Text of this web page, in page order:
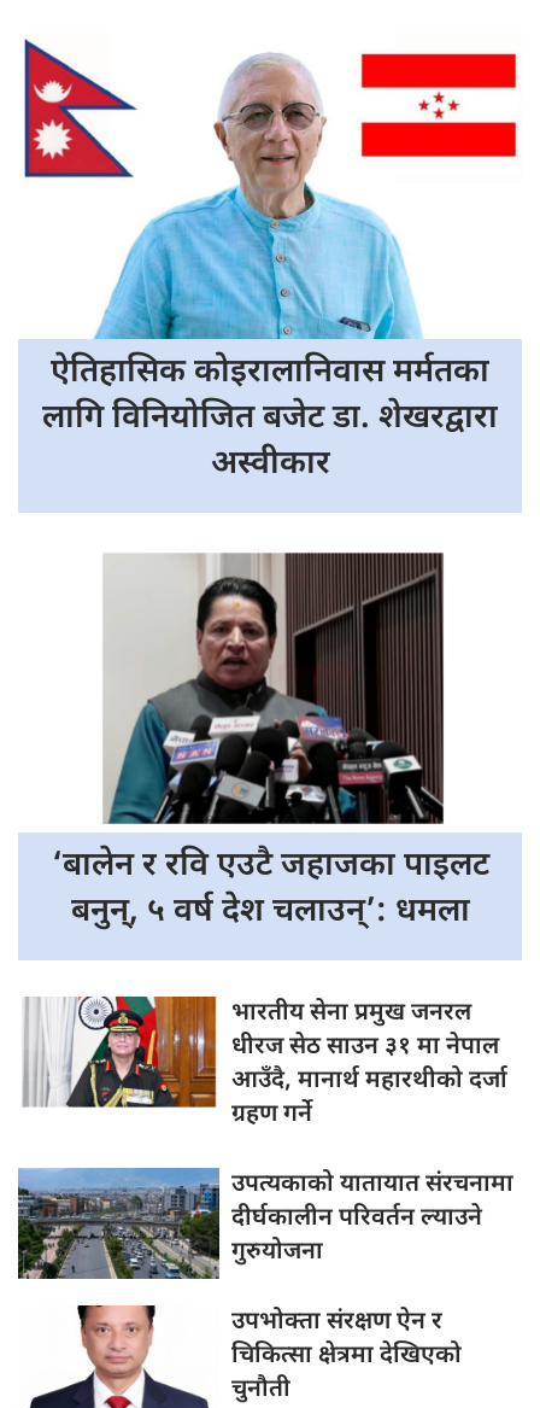
ऐतिहासिक कोइरालानिवासमर्मतका
लागि विनियोजित बजेट डा. शेखरद्वारा
अस्वीकार
‘बालेन र रवि एउटै जहाजका पाइलट
बनुन्, ५ वर्ष देश चलाउन्’: धमला
भारतीय सेना प्रमुख जनरल
धीरज सेठ साउन ३१ मा नेपाल
आउँदै, मानार्थ महारथीको दर्जा
ग्रहण गर्ने
उपत्यकाको यातायात संरचनामा
दीर्घकालीन परिवर्तन ल्याउने
गुरुयोजना
उपभोक्ता संरक्षण ऐन र
चिकित्सा क्षेत्रमा देखिएको
चुनौती